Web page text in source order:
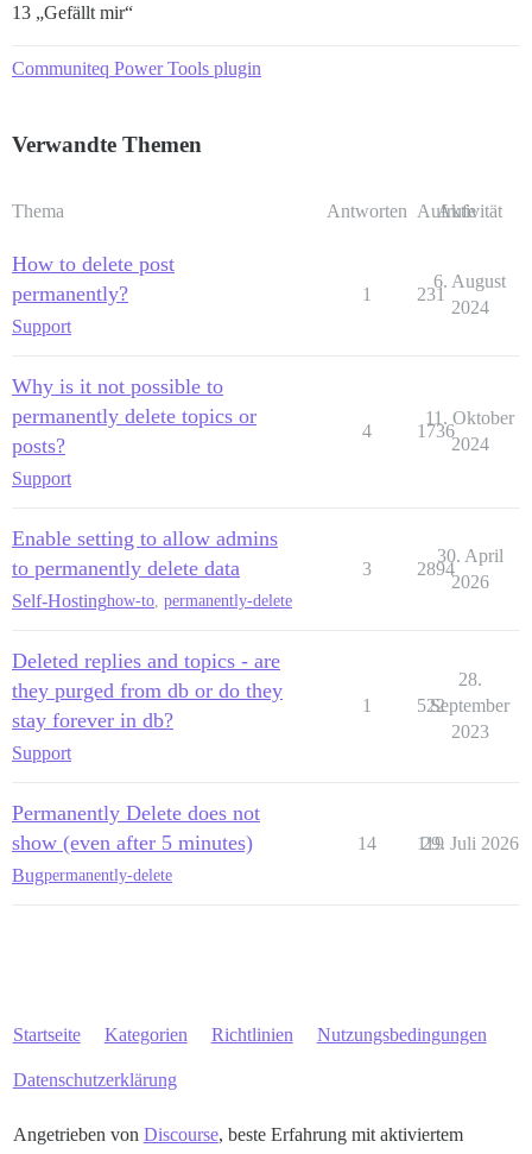
13 „Gefällt mir“
Communiteq Power Tools plugin
Verwandte Themen
Thema Antworten Aufrufe
Aktivität
How to delete post
permanently?
Support
1 231
6. August
2024
Why is it not possible to
permanently delete topics or
posts?
Support
4 1736
11. Oktober
2024
Enable setting to allow admins
to permanently delete data
Self-Hostinghow-to, permanently-delete
3 2894
30. April
2026
Deleted replies and topics - are
they purged from db or do they
stay forever in db?
Support
1 522
28.
September
2023
Permanently Delete does not
show (even after 5 minutes)
Bugpermanently-delete
14 119
29. Juli 2026
Startseite Kategorien Richtlinien Nutzungsbedingungen
Datenschutzerklärung
Angetrieben von Discourse, beste Erfahrung mit aktiviertem